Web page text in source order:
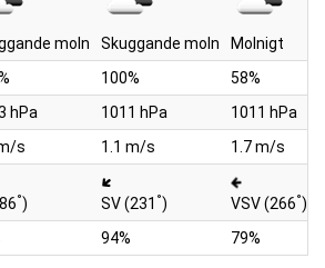
moln Skuggande moln Molnigt
100% 58%
hPa 1011 hPa 1011 hPa
s 1.1 m/s 1.7 m/s
°) SV (231 °) VSV (266°)
94% 79%